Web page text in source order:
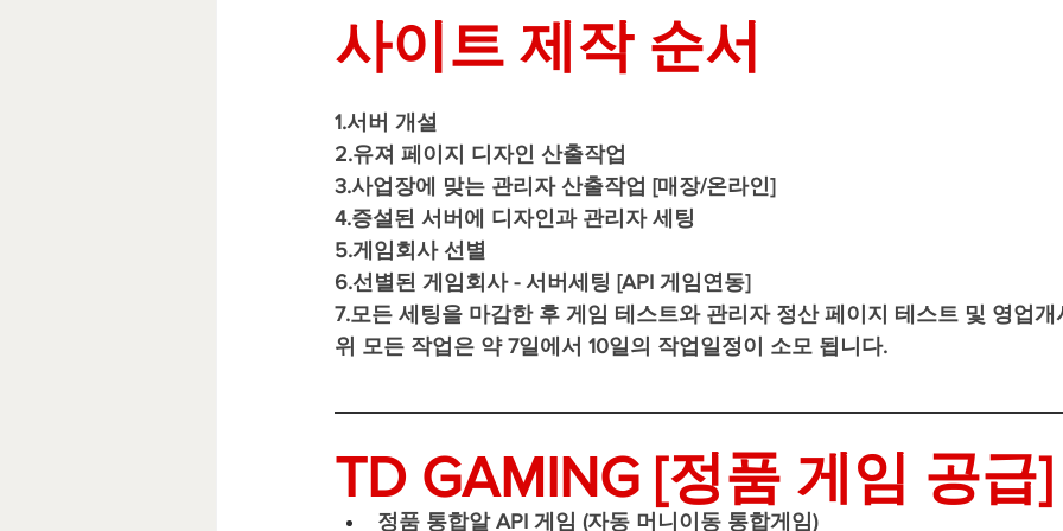
사이트 제작 순서
1.서버 개설
2.유져 페이지 디자인 산출작업
3.사업장에 맞는 관리자 산출작업 [매장/온라인]
4.증설된 서버에 디자인과 관리자 세팅
5.게임회사 선별
6.선별된 게임회사 - 서버세팅 [API 게임연동]
7.모든 세팅을 마감한 후 게임 테스트와 관리자 정산 페이지 테스트 및 영업개
위 모든 작업은 약 7일에서 10일의 작업일정이 소모 됩니다.
TD GAMING [정품 게임 공급]
정품 통합알 API 게임 (자동 머니이동 통합게임)